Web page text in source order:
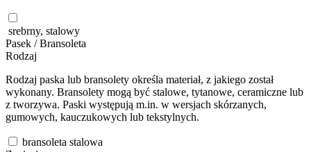
srebrny, stalowy
Pasek / Bransoleta
Rodzaj
Rodzaj paska lub bransolety określa materiał, z jakiego został
wykonany. Bransolety mogą być stalowe, tytanowe, ceramiczne lub
z tworzywa. Paski występują m.in. w wersjach skórzanych,
gumowych, kauczukowych lub tekstylnych.
bransoleta stalowa